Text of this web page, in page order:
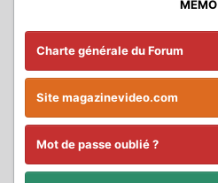
MÉMO
Charte générale du Forum
Site magazinevideo.com
Mot de passe oublié ?